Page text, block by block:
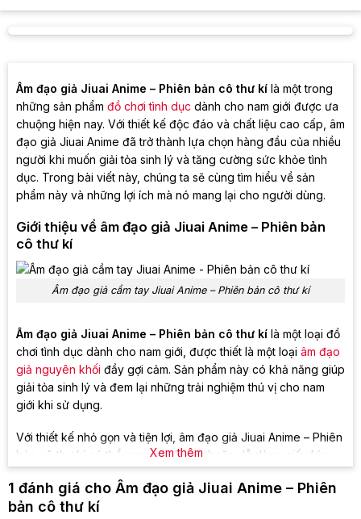
Âm đạo giả Jiuai Anime – Phiên bản cô thư kílà một trong
những sản phẩm đồ chơi tình dục dành cho nam giới được ưa
chuộng hiện nay. Với thiết kế độc đáo và chất liệu cao cấp, âm
đạo giả Jiuai Anime đã trở thành lựa chọn hàng đầu của nhiều
người khi muốn giải tỏa sinh lý và tăng cường sức khỏe tình
dục. Trong bài viết này, chúng ta sẽ cùng tìm hiểu về sản
phẩm này và những lợi ích mà nó mang lại cho người dùng.
Giới thiệu về âm đạo giả Jiuai Anime – Phiên bản
cô thư kí
Âm đạo giả cầm tay Jiuai Anime – Phiên bản cô thư kí
Âm đạo giả Jiuai Anime – Phiên bản cô thư kílà một loại đồ
chơi tình dục dành cho nam giới, được thiết là một loại âm đạo
giả nguyên khối đầy gợi cảm. Sản phẩm này có khả năng giúp
giải tỏa sinh lý và đem lại những trải nghiệm thú vị cho nam
giới khi sử dụng.
Với thiết kế nhỏ gọn và tiện lợi, âm đạo giả Jiuai Anime – Phiên
bản cô thư kí có thể mang đi du lịch hoặc dễ dàng giấu kín
trong nhà mà không ai phát hiện. Chất liệu silicon cao cấp và
độ bền cao cũng là một trong những yếu tố khiến sản phẩm
này được nhiều người tin dùng.
Xem thêm
1 đánh giá cho Âm đạo giả Jiuai Anime – Phiên
bản cô thư kí